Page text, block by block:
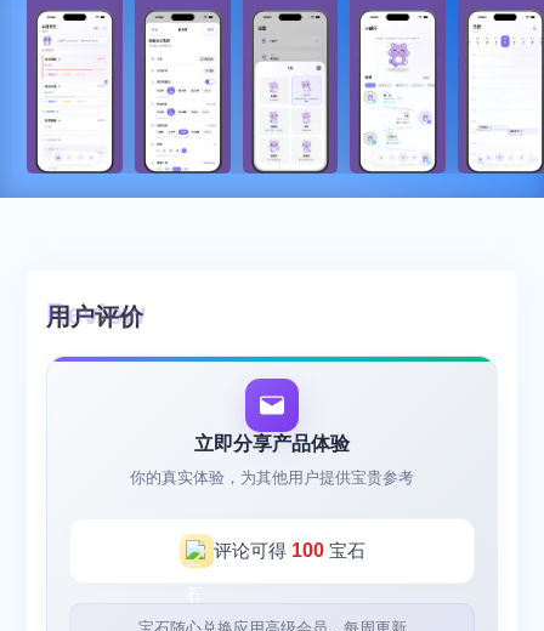
用户评价
立即分享产品体验
你的真实体验，为其他用户提供宝贵参考
评论可得 100宝石